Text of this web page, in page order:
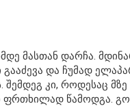
მასთან დარჩა.
გააძევა და ჩუმად
კი, როდესაც მზე
ფრთხილად წამოდგა.